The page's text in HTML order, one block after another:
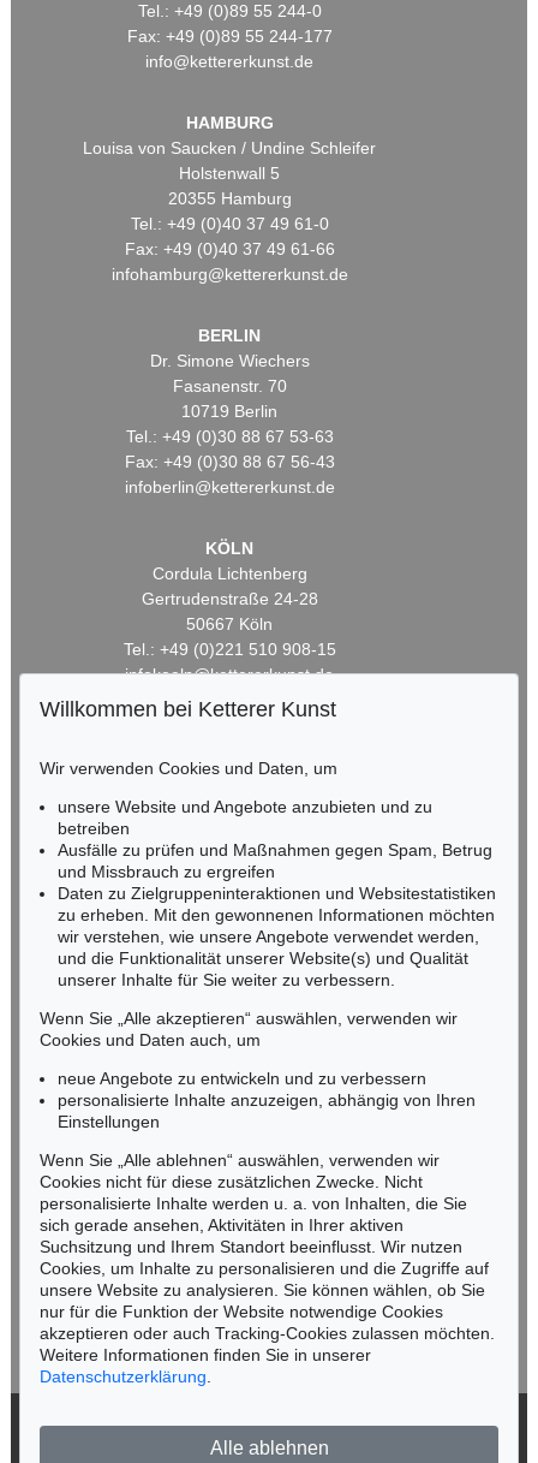
Tel.: +49 (0)89 55 244-0
Fax: +49 (0)89 55 244-177
info@kettererkunst.de
HAMBURG
Louisa von Saucken / Undine Schleifer
Holstenwall 5
20355 Hamburg
Tel.: +49 (0)40 37 49 61-0
Fax: +49 (0)40 37 49 61-66
infohamburg@kettererkunst.de
BERLIN
Dr. Simone Wiechers
Fasanenstr. 70
10719 Berlin
Tel.: +49 (0)30 88 67 53-63
Fax: +49 (0)30 88 67 56-43
infoberlin@kettererkunst.de
KÖLN
Cordula Lichtenberg
Gertrudenstraße 24-28
50667 Köln
Tel.: +49 (0)221 510 908-15
infokoeln@kettererkunst.de
HESSEN
Miriam Heß
Tel.: +49 (0)62 21 58 80-038
Fax: +49 (0)62 21 58 80-595
infoheidelberg@kettererkunst.de
NORDDEUTSCHLAND
Nico Kassel, M.A.
Mobil: +49 (0)171 8618661
n.kassel@kettererkunst.de
Keine Auktion mehr verpassen!
Wir informieren Sie rechtzeitig.
Jetzt zum Newsletter anmelden >
Willkommen bei Ketterer Kunst
Wir verwenden Cookies und Daten, um
unsere Website und Angebote anzubieten und zu
betreiben
Ausfälle zu prüfen und Maßnahmen gegen Spam, Betrug
und Missbrauch zu ergreifen
Daten zu Zielgruppeninteraktionen und Websitestatistiken
zu erheben. Mit den gewonnenen Informationen möchten
wir verstehen, wie unsere Angebote verwendet werden,
und die Funktionalität unserer Website(s) und Qualität
unserer Inhalte für Sie weiter zu verbessern.
Wenn Sie „Alle akzeptieren“ auswählen, verwenden wir
Cookies und Daten auch, um
neue Angebote zu entwickeln und zu verbessern
personalisierte Inhalte anzuzeigen, abhängig von Ihren
Einstellungen
Wenn Sie „Alle ablehnen“ auswählen, verwenden wir
Cookies nicht für diese zusätzlichen Zwecke. Nicht
personalisierte Inhalte werden u. a. von Inhalten, die Sie
sich gerade ansehen, Aktivitäten in Ihrer aktiven
Suchsitzung und Ihrem Standort beeinflusst. Wir nutzen
Cookies, um Inhalte zu personalisieren und die Zugriffe auf
unsere Website zu analysieren. Sie können wählen, ob Sie
nur für die Funktion der Website notwendige Cookies
akzeptieren oder auch Tracking-Cookies zulassen möchten.
Weitere Informationen finden Sie in unserer
Datenschutzerklärung
Alle ablehnen